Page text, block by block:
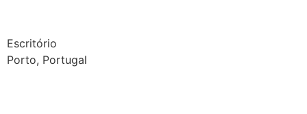
Escritório
Porto, Portugal